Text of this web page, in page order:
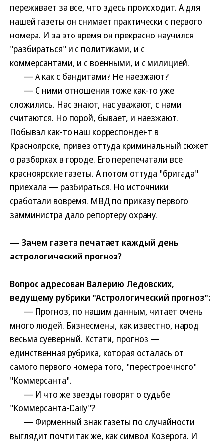
переживает за все, что здесь происходит. А для
нашей газеты он снимает практически с первого
номера. И за это время он прекрасно научился
"разбираться" и с политиками, и с
коммерсантами, и с военными, и с милицией.
— А как с бандитами? Не наезжают?
— С ними отношения тоже как-то уже
сложились. Нас знают, нас уважают, с нами
считаются. Но порой, бывает, и наезжают.
Побывал как-то наш корреспондент в
Красноярске, привез оттуда криминальный сюжет
о разборках в городе. Его перепечатали все
красноярские газеты. А потом оттуда "бригада"
приехала — разбираться. Но источники
сработали вовремя. МВД по приказу первого
замминистра дало репортеру охрану.
— Зачем газета печатает каждый день
астрологический прогноз?
Вопрос адресован Валерию Ледовских,
ведущему рубрики "Астрологический прогноз":
— Прогноз, по нашим данным, читает очень
много людей. Бизнесмены, как известно, народ
весьма суеверный. Кстати, прогноз —
единственная рубрика, которая осталась от
самого первого номера того, "перестроечного"
"Коммерсанта".
— И что же звезды говорят о судьбе
"Коммерсанта-Daily"?
— Фирменный знак газеты по случайности
выглядит почти так же, как символ Козерога. И